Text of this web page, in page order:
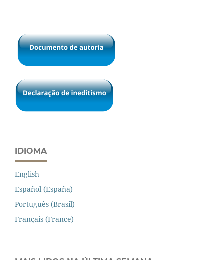
IDIOMA
English
Español (España)
Português (Brasil)
Français (France)